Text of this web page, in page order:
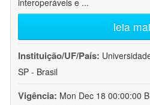
interoperáveis e ...
leia
Instituição/UF/País:
SP - Brasil
Vigência: Mon Dec 18 00:00:00